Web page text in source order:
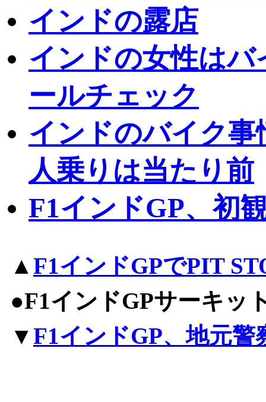
インドの露店
インドの女性は
ールチェック
インドのバイク
人乗りは当たり前
F1インドGP、初
▲ F1インドGPでPIT
●F1インドGPサーキッ
▼F1インドGP、地元警